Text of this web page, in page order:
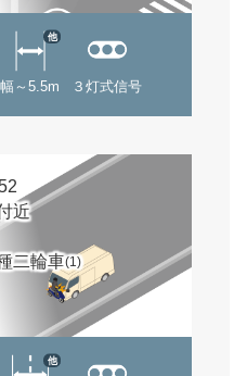
幅～5.5m
他
３灯式信号
近
二輪車(1)
他